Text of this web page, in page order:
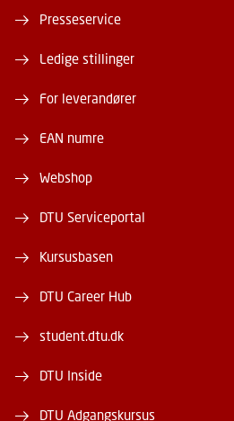
Presseservice
Ledige stillinger
For leverandører
EAN numre
Webshop
DTU Serviceportal
Kursusbasen
DTU Career Hub
student.dtu.dk
DTU Inside
DTU Adgangskursus